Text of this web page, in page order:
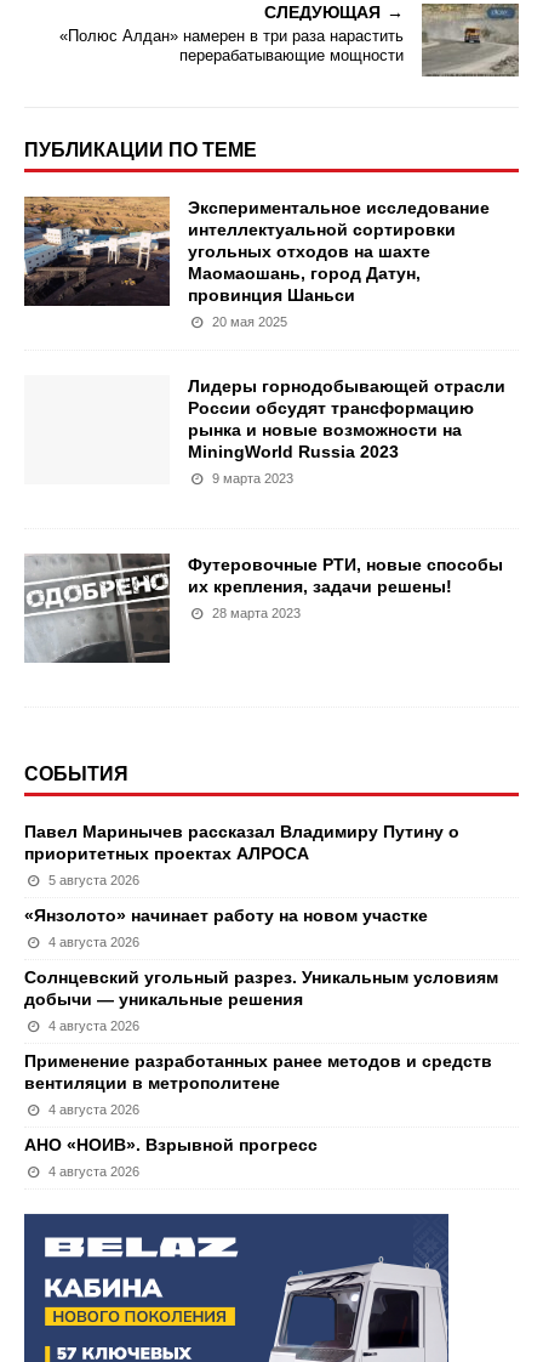
СЛЕДУЮЩАЯ
«Полюс Алдан» намерен в три раза нарастить
перерабатывающие мощности
ПУБЛИКАЦИИ ПО ТЕМЕ
Экспериментальное исследование
интеллектуальной сортировки
угольных отходов на шахте
Маомаошань, город Датун,
провинция Шаньси
20 мая 2025
Лидеры горнодобывающей отрасли
России обсудят трансформацию
рынка и новые возможности на
MiningWorld Russia 2023
9 марта 2023
Футеровочные РТИ, новые способы
их крепления, задачи решены!
28 марта 2023
СОБЫТИЯ
Павел Маринычев рассказал Владимиру Путину о
приоритетных проектах АЛРОСА
5 августа 2026
«Янзолото» начинает работу на новом участке
4 августа 2026
Солнцевский угольный разрез. Уникальным условиям
добычи — уникальные решения
4 августа 2026
Применение разработанных ранее методов и средств
вентиляции в метрополитене
4 августа 2026
АНО «НОИВ». Взрывной прогресс
4 августа 2026